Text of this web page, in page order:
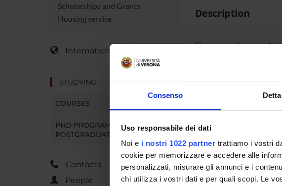
Consenso
Uso responsabile dei dati
Noi e i nostri 1022 partner trattiamo i vostri
cookie per memorizzare e accedere alle
personalizzati, misurare gli annunci e i
chi utilizza i vostri dati e per quali scopi. Le
Scholarships and Grants
Housing service
International Students
STUDYING
COURSES
PHD PROGRAMMES AND
POSTGRADUATE TRAINING
Contacts
People
Description
Figura complessa,
dall'età medievale,